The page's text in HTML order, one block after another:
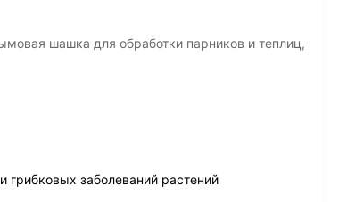
шашка для обработки парников и теплиц,
грибковых заболеваний растений